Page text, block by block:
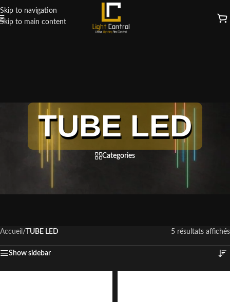
Skip to navigation
Skip to main content
TUBE LED
Categories
Accueil / TUBE LED 5 résultats affichés
Show sidebar